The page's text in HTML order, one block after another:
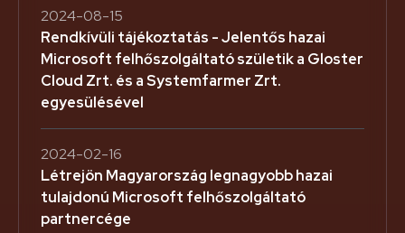
2024-08-15
Rendkívüli tájékoztatás - Jelentős hazai
Microsoft felhőszolgáltató születik a Gloster
Cloud Zrt. és a Systemfarmer Zrt.
egyesülésével
2024-02-16
Létrejön Magyarország legnagyobb hazai
tulajdonú Microsoft felhőszolgáltató
partnercége